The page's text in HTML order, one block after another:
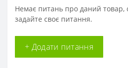
Немає питань про даний товар,
задайте своє питання.
+ Додати питання